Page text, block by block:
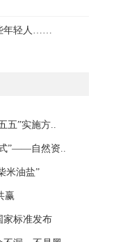
年轻人……
五”实施方..
式”——自然资..
米油盐”
赢
家标准发布